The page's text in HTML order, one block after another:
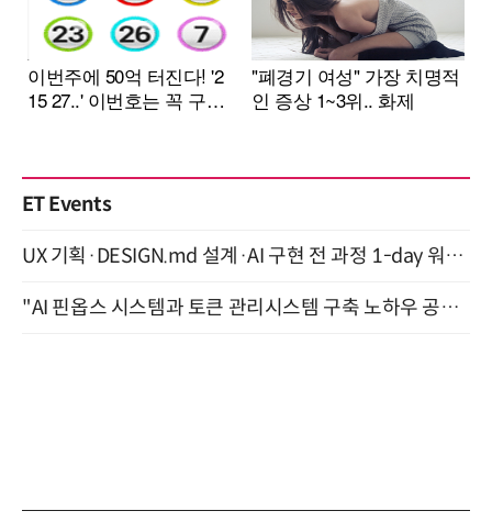
ET Events
UX 기획·DESIGN.md 설계·AI 구현 전 과정 1-day 워크숍 with Claude Code·Codex 9월 15일 개최
"AI 핀옵스 시스템과 토큰 관리시스템 구축 노하우 공개" 잠실 한국광고문화회관 2층 대회의실 (8/21)